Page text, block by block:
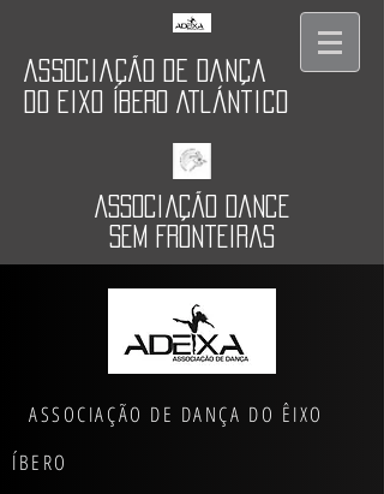
Associação de Dança
do Eixo Íbero Atlántico
Associação dance
sem fronteiras
ASSOCIAÇÃO DE DANÇA DO ÊIXO
ÍBERO